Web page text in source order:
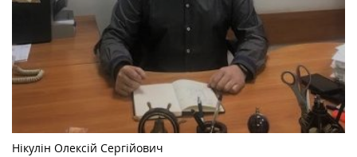
Нікулін Олексій Сергійович